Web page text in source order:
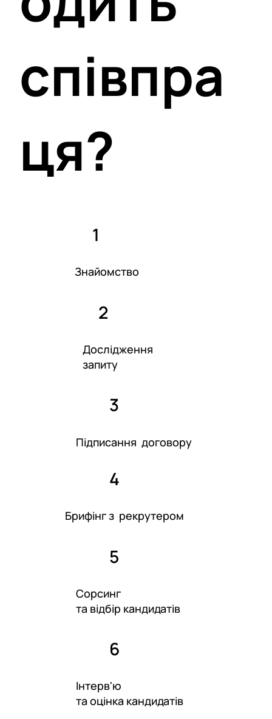
співпра
ця?
1
Знайомство
2
Дослідження
запиту
3
Підписання договору
4
Брифінг з рекрутером
5
Сорсинг
та відбір кандидатів
6
Інтерв'ю
та оцінка кандидатів